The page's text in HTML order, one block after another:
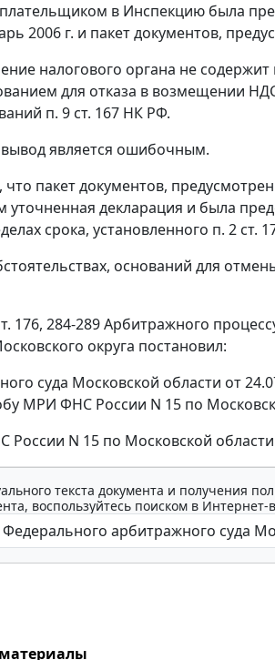
в Инспекцию была
2006 г. и пакет документов,
налогового органа не содержит
для отказа в возмещении
п. 9 ст. 167 НК РФ.
является ошибочным.
что пакет документов,
уточненная декларация и была
срока, установленного п. 2 ст.
оснований для
176, 284-289Арбитражного
округа постановил:
суда Московской области от
МРИ ФНС России N 15 по
N 15 по Московской
текста документа и получения
воспользуйтесь поиском в